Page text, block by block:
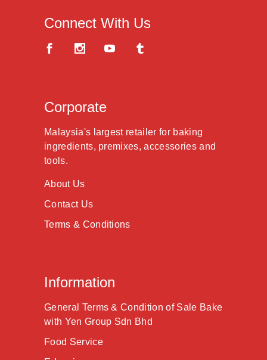
Connect With Us
Corporate
Malaysia's largest retailer for baking
ingredients, premixes, accessories and
tools.
About Us
Contact Us
Terms & Conditions
Information
General Terms & Condition of Sale Bake
with Yen Group Sdn Bhd
Food Service